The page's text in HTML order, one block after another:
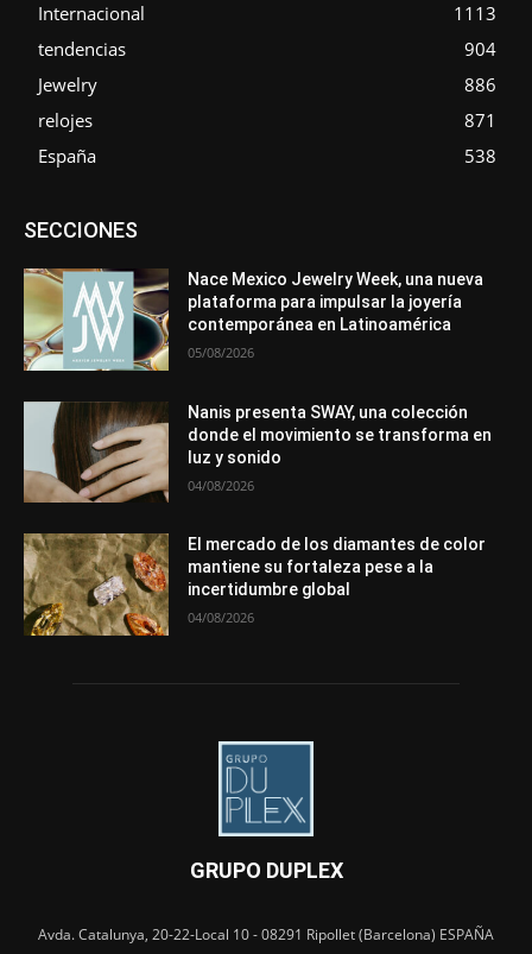
Internacional
1113
tendencias
904
Jewelry
886
relojes
871
España
538
SECCIONESAsociaciones
Entrevistas
Mundo Técnico
Novedades Opiniones
Perspectiva
Premios
Secciones Sin categoría
Sucesos
Más
Nace Mexico Jewelry Week, una nueva
plataforma para impulsar la joyería
contemporánea en Latinoamérica
05/08/2026
Nanis presenta SWAY, una colección
donde el movimiento se transforma en
luz y sonido
04/08/2026
El mercado de los diamantes de color
mantiene su fortaleza pese a la
incertidumbre global
04/08/2026
GRUPO DUPLEX
Avda. Catalunya, 20-22-Local 10 - 08291 Ripollet (Barcelona) ESPAÑA